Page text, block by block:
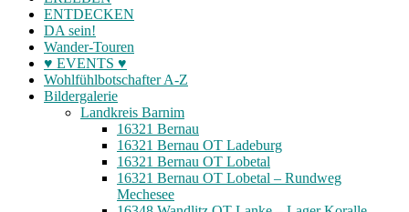
ENTDECKEN
DA sein!
Wander-Touren
♥ EVENTS ♥
Wohlfühlbotschafter A-Z
Bildergalerie
Landkreis Barnim
16321 Bernau
16321 Bernau OT Ladeburg
16321 Bernau OT Lobetal
16321 Bernau OT Lobetal – Rundweg
Mechesee